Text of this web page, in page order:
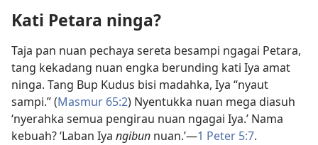
Kati Petara ninga?
Taja pan nuan pechaya sereta besampi ngagai Petara,
tang kekadang nuan engka berunding kati Iya amat
ninga. Tang Bup Kudus bisi madahka, Iya “nyaut
sampi.” (Masmur 65:2) Nyentukka nuan mega diasuh
‘nyerahka semua pengirau nuan ngagai Iya.’ Nama
kebuah? ‘Laban Iya ngibun nuan.’​—1 Peter 5:7.